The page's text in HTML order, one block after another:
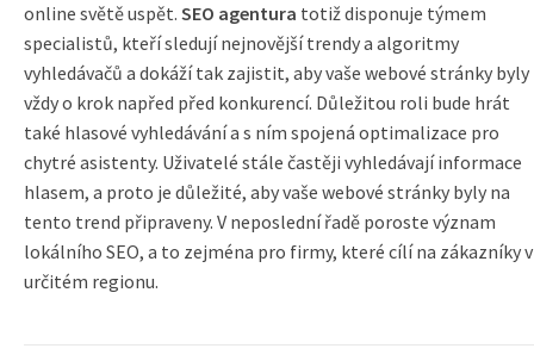
online světě uspět. SEO agentura totiž disponuje týmem
specialistů, kteří sledují nejnovější trendy a algoritmy
vyhledávačů a dokáží tak zajistit, aby vaše webové stránky byly
vždy o krok napřed před konkurencí. Důležitou roli bude hrát
také hlasové vyhledávání a s ním spojená optimalizace pro
chytré asistenty. Uživatelé stále častěji vyhledávají informace
hlasem, a proto je důležité, aby vaše webové stránky byly na
tento trend připraveny. V neposlední řadě poroste význam
lokálního SEO, a to zejména pro firmy, které cílí na zákazníky v
určitém regionu.